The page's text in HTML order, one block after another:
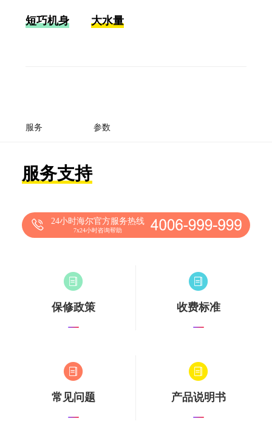
短巧机身 大水量
服务 参数
服务支持
24小时海尔官方服务热线
7x24小时咨询帮助
保修政策 收费标准
常见问题 产品说明书